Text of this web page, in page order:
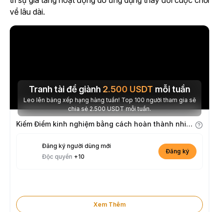
về lâu dài.
Tranh tài để giành 2.500 USDT mỗi tuần
Leo lên bảng xếp hạng hàng tuần! Top 100 người tham gia sẽ
chia sẻ 2.500 USDT mỗi tuần.
Kiếm Điểm kinh nghiệm bằng cách hoàn thành nhiệm vụ
Đăng ký người dùng mới
Độc quyền +10
Đăng ký
Xem Thêm